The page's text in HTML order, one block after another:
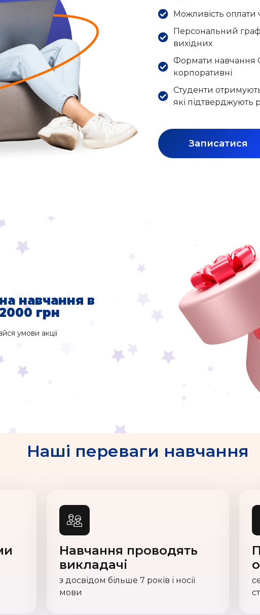
Можливість оплати
Персональний
вихідних
Формати навчання
корпоративні
Студенти
які підтверджують
Записатися
навчання в
грн
умови акції
Наші переваги навчання
Навчання проводять
викладачі
з досвідом більше 7 років і носії
мови